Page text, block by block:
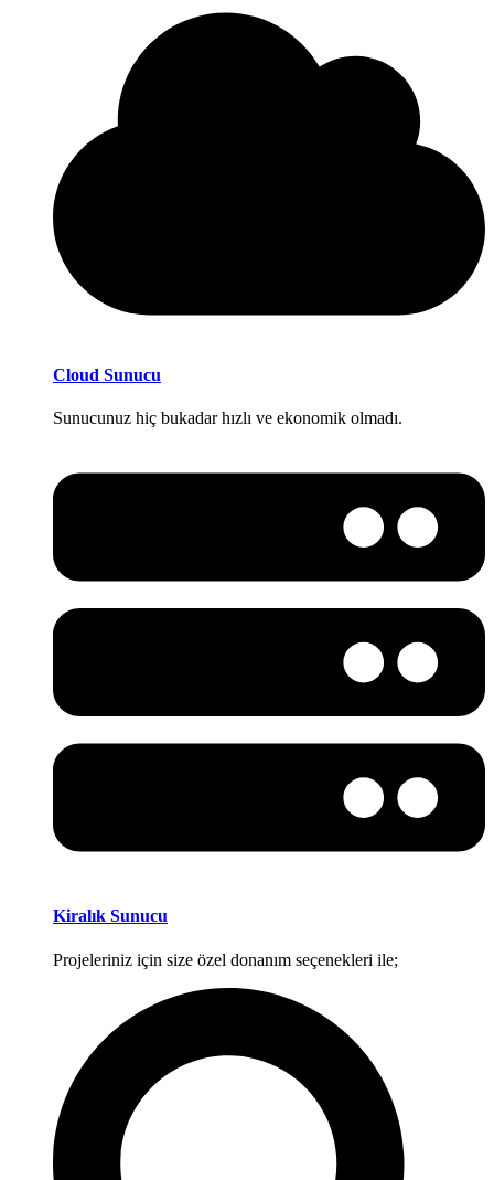
Cloud Sunucu
Sunucunuz hiç bukadar hızlı ve ekonomik olmadı.
Kiralık Sunucu
Projeleriniz için size özel donanım seçenekleri ile;